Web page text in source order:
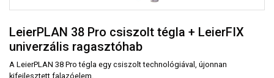
LeierPLAN 38 Pro csiszolt tégla + LeierFIX
univerzális ragasztóhab
A LeierPLAN 38 Pro tégla egy csiszolt technológiával, újonnan
kifejlesztett falazóelem.